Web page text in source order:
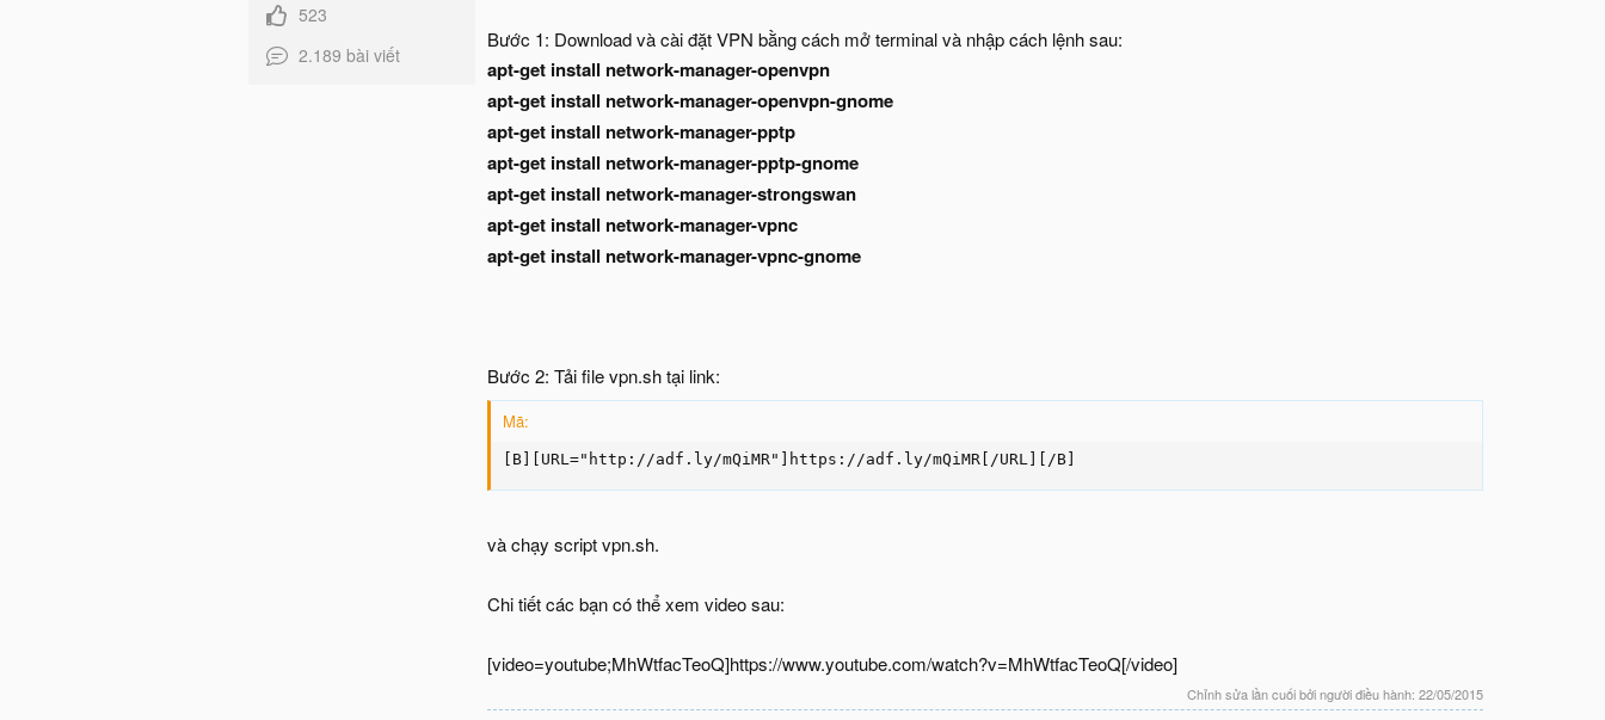
523
2.189 bài viết
Bước 1: Download và cài đặt VPN bằng cách mở terminal và nhập cách lệnh sau:
apt-get install network-manager-openvpn
apt-get install network-manager-openvpn-gnome
apt-get install network-manager-pptp
apt-get install network-manager-pptp-gnome
apt-get install network-manager-strongswan
apt-get install network-manager-vpnc
apt-get install network-manager-vpnc-gnome
Bước 2: Tải file vpn.sh tại link:
Mã:
[B][URL="http://adf.ly/mQiMR"]https://adf.ly/mQiMR[/URL][/B]
và chạy script vpn.sh.
Chi tiết các bạn có thể xem video sau:
[video=youtube;MhWtfacTeoQ]https://www.youtube.com/watch?v=MhWtfacTeoQ[/video]
Chỉnh sửa lần cuối bởi người điều hành: 22/05/2015